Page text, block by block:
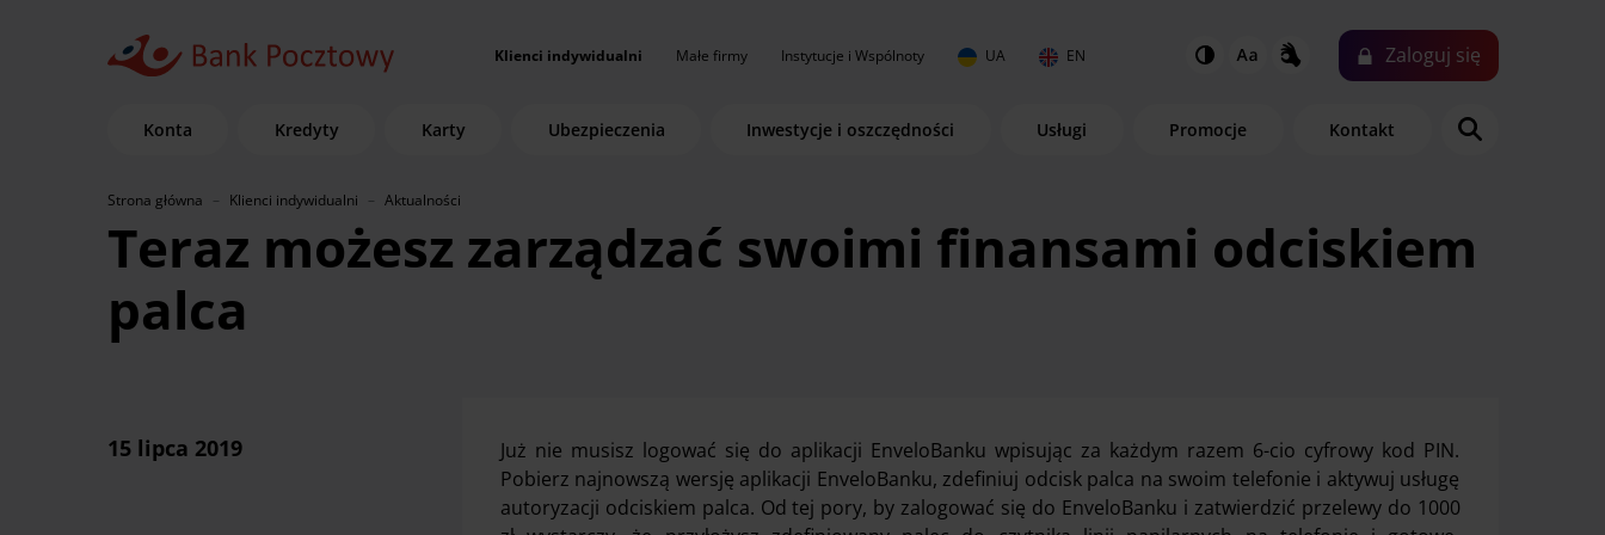
Klienci indywidualni Małe firmy Instytucje i Wspólnoty UA EN Zaloguj się
Konta Kredyty Karty Ubezpieczenia Inwestycje i oszczędności Usługi Promocje Kontakt
Strona główna Klienci indywidualni Aktualności
Teraz możesz zarządzać swoimi finansami odciskiem
palca
15 lipca 2019
Już nie musisz logować się do aplikacji EnveloBanku wpisując za każdym razem 6-cio cyfrowy kod PIN.
Pobierz najnowszą wersję aplikacji EnveloBanku, zdefiniuj odcisk palca na swoim telefonie i aktywuj usługę
autoryzacji odciskiem palca. Od tej pory, by zalogować się do EnveloBanku i zatwierdzić przelewy do 1000